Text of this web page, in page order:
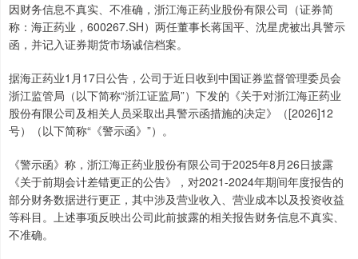
因财务信息不真实、不准确，浙江海正药业股份有限公司（证券简
称：海正药业，600267.SH）两任董事长蒋国平、沈星虎被出具警示
函，并记入证券期货市场诚信档案。
据海正药业1月17日公告，公司于近日收到中国证券监督管理委员会
浙江监管局（以下简称“浙江证监局”）下发的《关于对浙江海正药业
股份有限公司及相关人员采取出具警示函措施的决定》（[2026]12
号）（以下简称“《警示函》”）。
《警示函》称，浙江海正药业股份有限公司于2025年8月26日披露
《关于前期会计差错更正的公告》，对2021-2024年期间年度报告的
部分财务数据进行更正，其中涉及营业收入、营业成本以及投资收益
等科目。上述事项反映出公司此前披露的相关报告财务信息不真实、
不准确。